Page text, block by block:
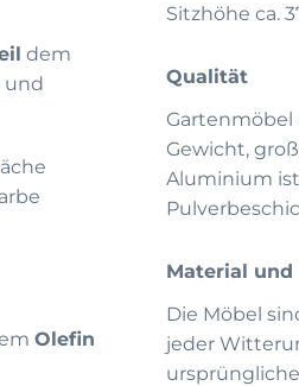
dem
und
Olefin
Sitzhöhe ca.
Qualität
Gewicht,
Aluminium
Material und
Die Möbel
jeder